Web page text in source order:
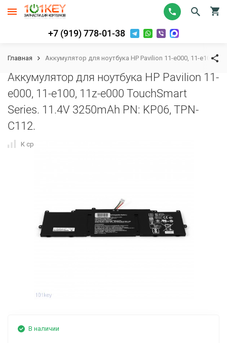
+7 (919) 778-01-38
Главная Аккумулятор для ноутбука HP Pavilion 11-e000, 11-e100,
Аккумулятор для ноутбука HP Pavilion 11-
e000, 11-e100, 11z-e000 TouchSmart
Series. 11.4V 3250mAh PN: KP06, TPN-
C112.
К сравнению
В наличии